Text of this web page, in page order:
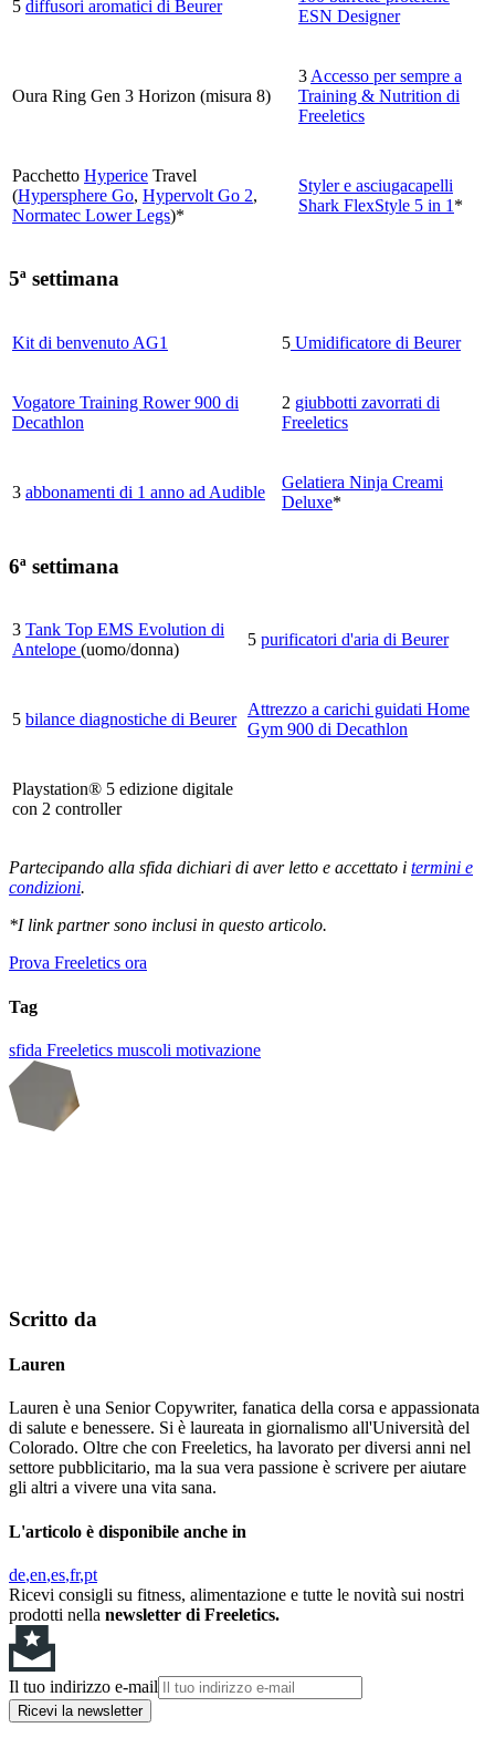
5 diffusori aromatici di Beurer
ESN Designer
Oura Ring Gen 3 Horizon (misura 8)
3 Accesso per sempre a
Training & Nutrition di
Freeletics
Pacchetto Hyperice Travel
(Hypersphere Go, Hypervolt Go 2,
Normatec Lower Legs)*
Styler e asciugacapelli
Shark FlexStyle 5 in 1 *
5ª settimana
Kit di benvenuto AG1 5 Umidificatore di Beurer
Vogatore Training Rower 900 di
Decathlon
2 giubbotti zavorrati di
Freeletics
3 abbonamenti di 1 anno ad Audible
Gelatiera Ninja Creami
Deluxe*
6ª settimana
3 Tank Top EMS Evolution di
Antelope (uomo/donna)
5 purificatori d'aria di Beurer
5 bilance diagnostiche di Beurer
Attrezzo a carichi guidati Home
Gym 900 di Decathlon
Playstation® 5 edizione digitale
con 2 controller
Partecipando alla sfida dichiari di aver letto e accettato i termini e
condizioni.
*I link partner sono inclusi in questo articolo.
Prova Freeletics ora
Tag
sfida Freeletics muscoli motivazione
Scritto da
Lauren
Lauren è una Senior Copywriter, fanatica della corsa e appassionata
di salute e benessere. Si è laureata in giornalismo all'Università del
Colorado. Oltre che con Freeletics, ha lavorato per diversi anni nel
settore pubblicitario, ma la sua vera passione è scrivere per aiutare
gli altri a vivere una vita sana.
L'articolo è disponibile anche in
de en es fr pt
Ricevi consigli su fitness, alimentazione e tutte le novità sui nostri
prodotti nella newsletter di Freeletics.
Il tuo indirizzo e-mail
Ricevi la newsletter